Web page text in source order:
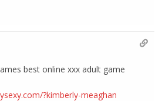
best online xxx adult game
?kimberly-meaghan